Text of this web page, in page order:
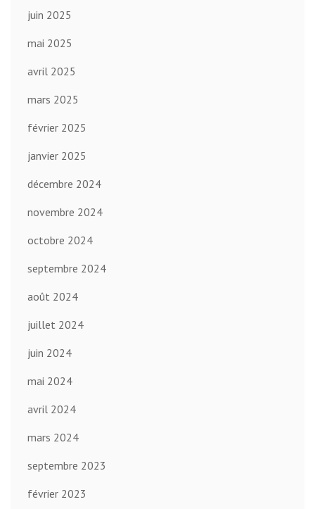
juin 2025
mai 2025
avril 2025
mars 2025
février 2025
janvier 2025
décembre 2024
novembre 2024
octobre 2024
septembre 2024
août 2024
juillet 2024
juin 2024
mai 2024
avril 2024
mars 2024
septembre 2023
février 2023